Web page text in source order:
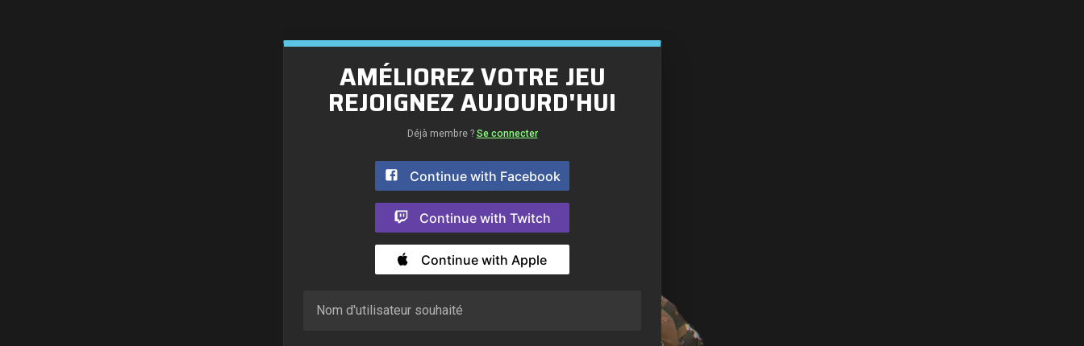
AMÉLIOREZ VOTRE JEU
REJOIGNEZ AUJOURD'HUI
Déjà membre ? Se connecter
Continue with Facebook
Continue with Twitch
Continue with Apple
Nom d'utilisateur souhaité